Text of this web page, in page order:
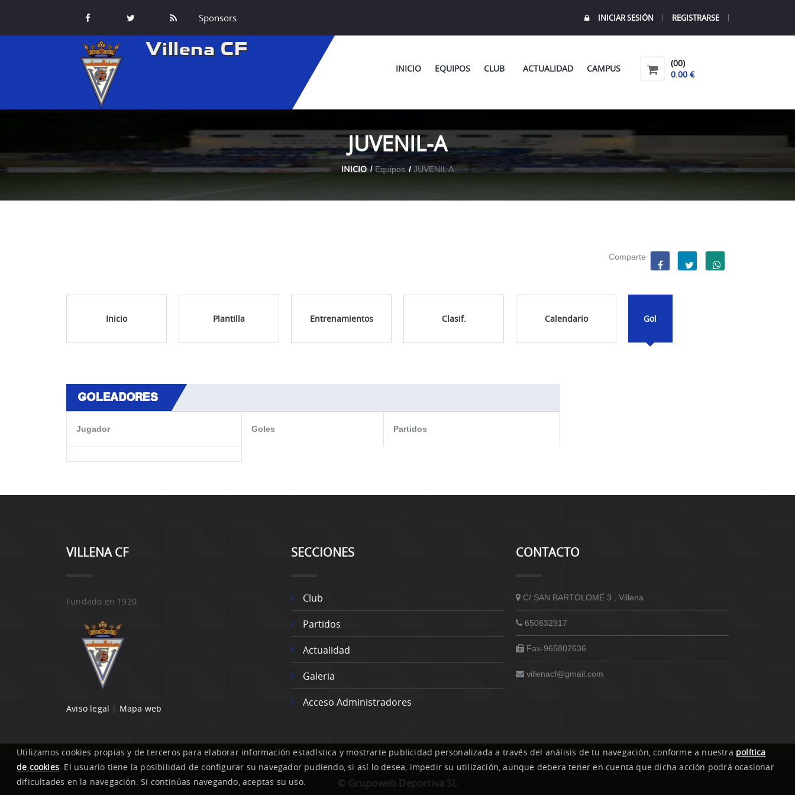
Sponsors INICIAR SESIÓN REGISTRARSE
Villena CF
INICIO EQUIPOS CLUB ACTUALIDAD CAMPUS
(00)
0.00 €
JUVENIL-A
INICIO Equipos JUVENIL A
Comparte
Inicio Plantilla Entrenamientos Clasif. Calendario Gol
GOLEADORES
Jugador Goles Partidos
VILLENA CF
Fundado en 1920
Aviso legal | Mapa web
SECCIONES
Club
Partidos
Actualidad
Galeria
Acceso Administradores
CONTACTO
C/ SAN BARTOLOMÉ 3 , Villena
650632917
Fax-965802636
villenacf@gmail.com
© Grupoweb Deportiva SL
Utilizamos cookies propias y de terceros para elaborar información estadística y mostrarte publicidad personalizada a través del análisis de tu navegación, conforme a nuestra política
de cookies. El usuario tiene la posibilidad de configurar su navegador pudiendo, si así lo desea, impedir su utilización, aunque debera tener en cuenta que dicha acción podrá ocasionar
dificultades en la navegación. Si continúas navegando, aceptas su uso.